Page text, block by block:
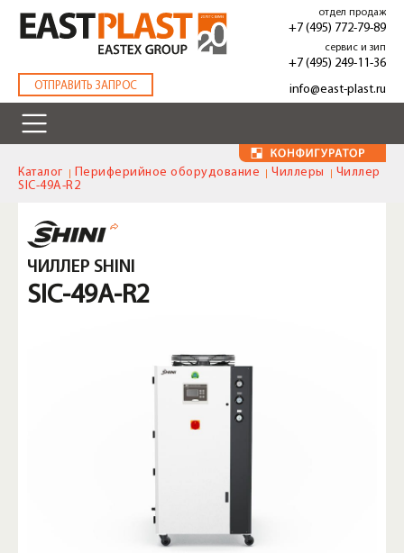
основному
содержанию
ОТПРАВИТЬ ЗАПРОС
отдел продаж
+7 (495) 772-79-89
сервис и зип
+7 (495) 249-11-36
info@east-plast.ru
Каталог Периферийное оборудование Чиллеры
Чиллер
SIC-49A-R2
ЧИЛЛЕР SHINI
SIC-49A-R2